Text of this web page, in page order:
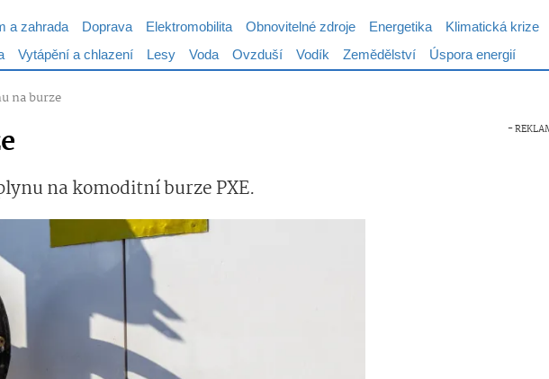
a zahrada Doprava Elektromobilita Obnovitelné zdroje Energetika Klimatická krize
Vytápění a chlazení Lesy Voda Ovzduší Vodík Zemědělství Úspora energií
na burze
na komoditní burze PXE.